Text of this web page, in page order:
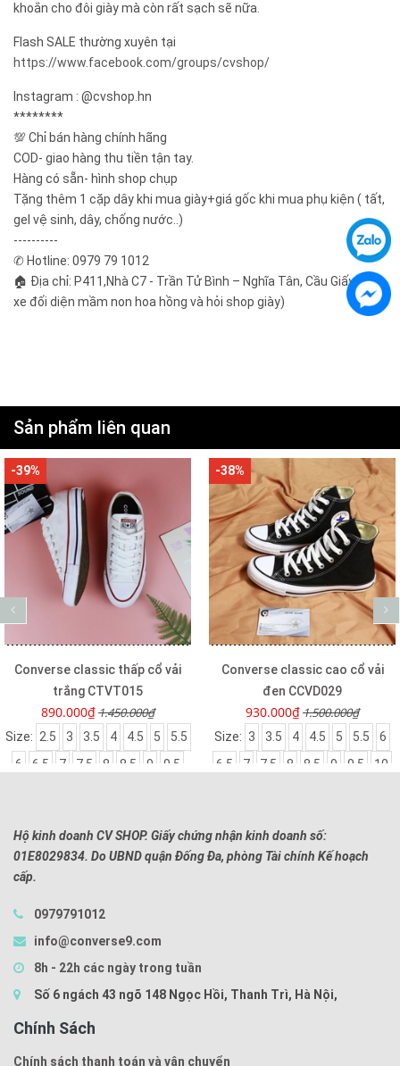
khoắn cho đôi giày mà còn rất sạch sẽ nữa.
Flash SALE thường xuyên tại
https://www.facebook.com/groups/cvshop/
Instagram : @cvshop.hn
********
💯 Chỉ bán hàng chính hãng
COD- giao hàng thu tiền tận tay.
Hàng có sẵn- hình shop chụp
Tặng thêm 1 cặp dây khi mua giày+giá gốc khi mua phụ kiện ( tất,
gel vệ sinh, dây, chống nước..)
----------
✆ Hotline: 0979 79 1012
🏠 Địa chỉ: P411,Nhà C7 - Trần Tử Bình – Nghĩa Tân, Cầu Giấy ( gửi
xe đối diện mầm non hoa hồng và hỏi shop giày)
Sản phẩm liên quan
-39%
Converse classic thấp cổ vải
trắng CTVT015
890.000₫1.450.000₫
Size: 2.5 3 3.5 4 4.5 5
5.5
6
6.5 7 7.5 8 8.5 9
9.5
-38%
Converse classic cao cổ vải
đen CCVD029
930.000₫1.500.000₫
Size: 3 3.5 4 4.5 5 5.5
6
6.5
7 7.5 8 8.5 9 9.5 10
Hộ kinh doanh CV SHOP. Giấy chứng nhận kinh doanh số:
01E8029834. Do UBND quận Đống Đa, phòng Tài chính Kế hoạch
cấp.
0979791012
info@converse9.com
8h - 22h các ngày trong tuần
Số 6 ngách 43 ngõ 148 Ngọc Hồi, Thanh Trì, Hà Nội,
Chính Sách
Chính sách thanh toán và vận chuyển